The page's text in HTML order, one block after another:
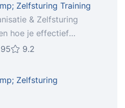
Zelfsturing Training
& Zelfsturing
hoe je effectief
teams
in een
team? Dan is
maat gemaakt. In onze
van een
9.2
Zelfsturing